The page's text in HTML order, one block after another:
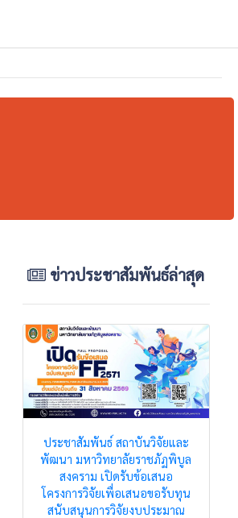
ข่าวประชาสัมพันธ์ล่าสุด
ประชาสัมพันธ์ สถาบันวิจัยและ
พัฒนา มหาวิทยาลัยราชภัฏพิบูล
สงคราม เปิดรับข้อเสนอ
โครงการวิจัยเพื่อเสนอขอรับทุน
สนับสนุนการวิจัยงบประมาณ